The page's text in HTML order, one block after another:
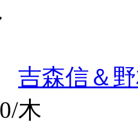
吉森信＆
木